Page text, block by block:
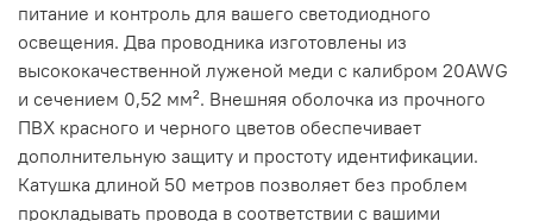
питание и контроль для вашего светодиодного
освещения. Два проводника изготовлены из
высококачественной луженой меди с калибром 20AWG
и сечением 0,52 мм². Внешняя оболочка из прочного
ПВХ красного и черного цветов обеспечивает
дополнительную защиту и простоту идентификации.
Катушка длиной 50 метров позволяет без проблем
прокладывать провода в соответствии с вашими